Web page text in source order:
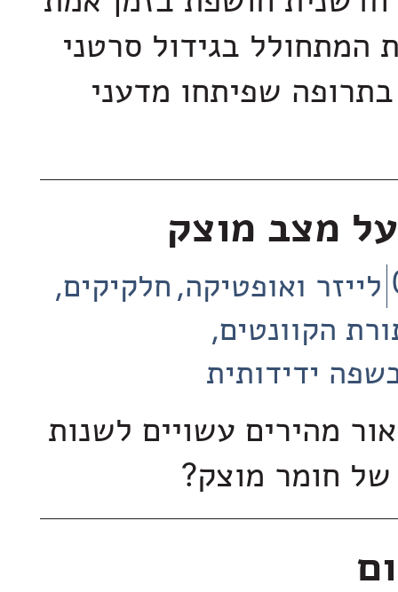
המתחולל בגידול סרטני
שפיתחו מדעני
מצב מוצק
לייזר ואופטיקה חלקיקים
הקוונטים
ידידותית
מהירים עשויים לשנות
של חומר מוצק?